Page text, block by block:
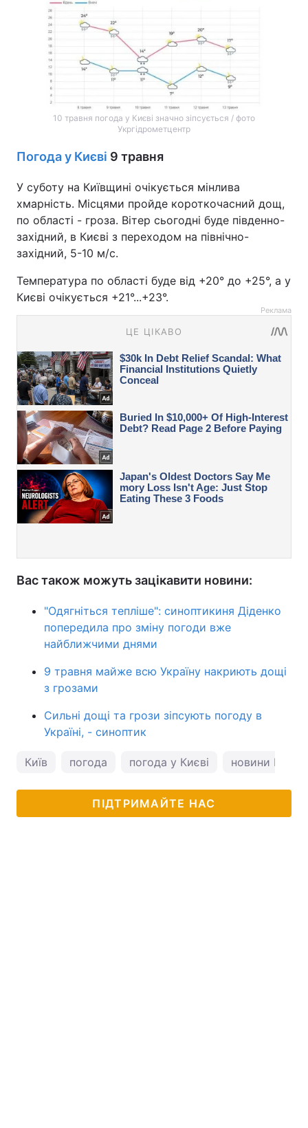
10 травня погода у Києві значно зіпсується / фото
Укргідрометцентр
Погода у Києві 9 травня
У суботу на Київщині очікується мінлива
хмарність. Місцями пройде короткочасний дощ,
по області - гроза. Вітер сьогодні буде південно-
західний, в Києві з переходом на північно-
західний, 5-10 м/с.
Температура по області буде від +20° до +25°, а у
Києві очікується +21°...+23°.
Реклама
Вас також можуть зацікавити новини:
"Одягніться тепліше": синоптикиня Діденко
попередила про зміну погоди вже
найближчими днями
9 травня майже всю Україну накриють дощі
з грозами
Сильні дощі та грози зіпсують погоду в
Україні, - синоптик
Київ погода погода у Києві новини Києва
ПІДТРИМАЙТЕ НАС